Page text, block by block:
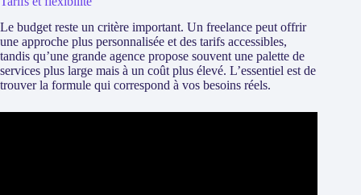
Le budget reste un critère important. Un freelance peut offrir
une approche plus personnalisée et des tarifs accessibles,
tandis qu’une grande agence propose souvent une palette de
services plus large mais à un coût plus élevé. L’essentiel est de
trouver la formule qui correspond à vos besoins réels.